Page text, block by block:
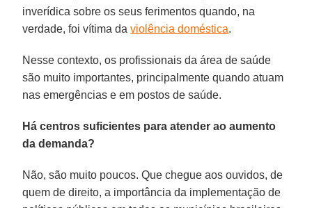
inverídica sobre os seus ferimentos quando, na
verdade, foi vítima daviolência doméstica.
Nesse contexto, os profissionais da área de saúde
são muito importantes, principalmente quando atuam
nas emergências e em postos de saúde.
Há centros suficientes para atender ao aumento
da demanda?
Não, são muito poucos. Que chegue aos ouvidos, de
quem de direito, a importância da implementação de